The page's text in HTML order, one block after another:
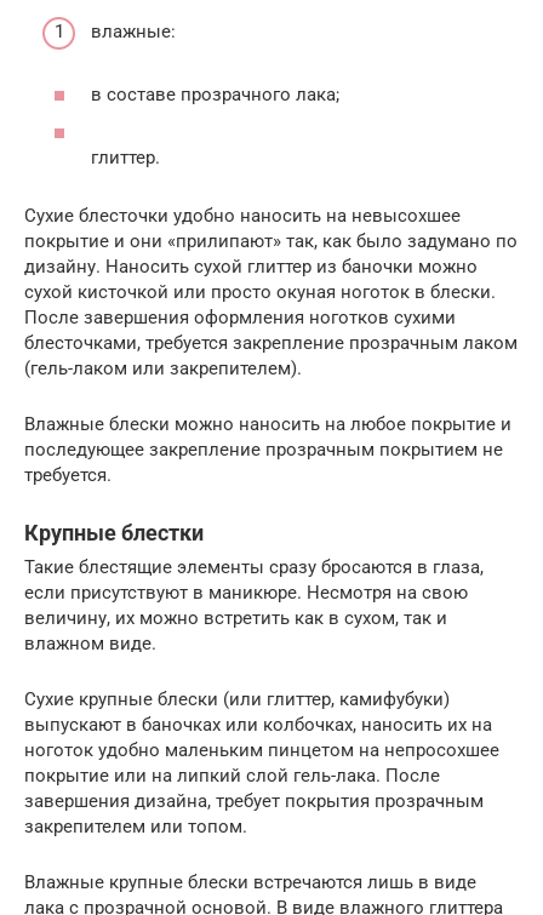
влажные:
в составе прозрачного лака;
глиттер.
Сухие блесточки удобно наносить на невысохшее
покрытие и они «прилипают» так, как было задумано по
дизайну. Наносить сухой глиттер из баночки можно
сухой кисточкой или просто окуная ноготок в блески.
После завершения оформления ноготков сухими
блесточками, требуется закрепление прозрачным лаком
(гель-лаком или закрепителем).
Влажные блески можно наносить на любое покрытие и
последующее закрепление прозрачным покрытием не
требуется.
Крупные блестки
Такие блестящие элементы сразу бросаются в глаза,
если присутствуют в маникюре. Несмотря на свою
величину, их можно встретить как в сухом, так и
влажном виде.
Сухие крупные блески (или глиттер, камифубуки)
выпускают в баночках или колбочках, наносить их на
ноготок удобно маленьким пинцетом на непросохшее
покрытие или на липкий слой гель-лака. После
завершения дизайна, требует покрытия прозрачным
закрепителем или топом.
Влажные крупные блески встречаются лишь в виде
лака с прозрачной основой. В виде влажного глиттера